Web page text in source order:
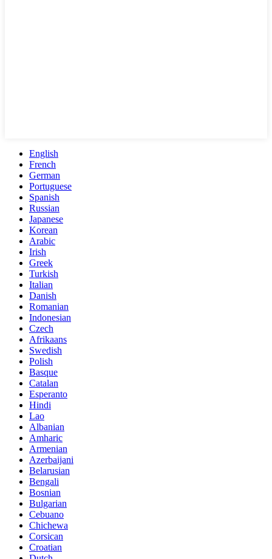
English
French
German
Portuguese
Spanish
Russian
Japanese
Korean
Arabic
Irish
Greek
Turkish
Italian
Danish
Romanian
Indonesian
Czech
Afrikaans
Swedish
Polish
Basque
Catalan
Esperanto
Hindi
Lao
Albanian
Amharic
Armenian
Azerbaijani
Belarusian
Bengali
Bosnian
Bulgarian
Cebuano
Chichewa
Corsican
Croatian